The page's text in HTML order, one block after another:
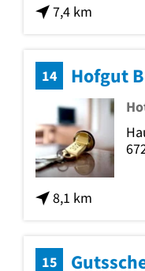
7,4 km
14 Hofgut
8,1 km
15